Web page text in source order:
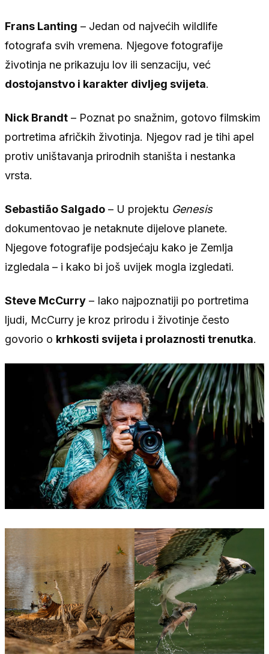
Frans Lanting – Jedan od najvećih wildlife
fotografa svih vremena. Njegove fotografije
životinja ne prikazuju lov ili senzaciju, već
dostojanstvo i karakter divljeg svijeta.
Nick Brandt – Poznat po snažnim, gotovo filmskim
portretima afričkih životinja. Njegov rad je tihi apel
protiv uništavanja prirodnih staništa i nestanka
vrsta.
Sebastião Salgado – U projektu Genesis
dokumentovao je netaknute dijelove planete.
Njegove fotografije podsjećaju kako je Zemlja
izgledala – i kako bi još uvijek mogla izgledati.
Steve McCurry – Iako najpoznatiji po portretima
ljudi, McCurry je kroz prirodu i životinje često
govorio o krhkosti svijeta i prolaznosti trenutka.